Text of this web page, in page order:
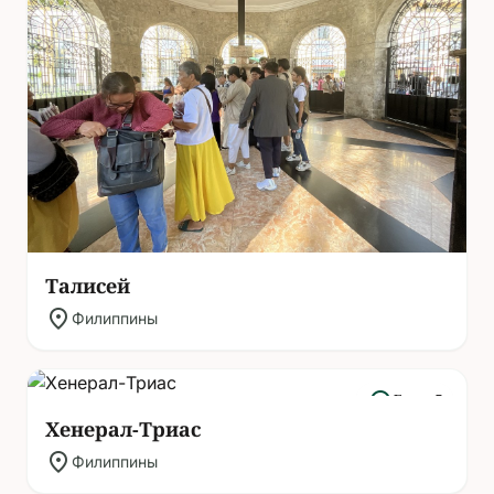
Талисей
location_on Филиппины
headphones Гиды: 5
Хенерал-Триас
location_on Филиппины